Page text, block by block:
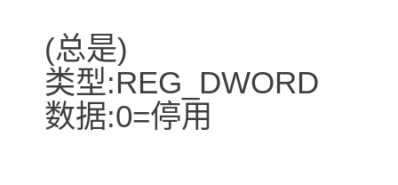
(总是)
类型:REG_DWORD
数据:0=停用